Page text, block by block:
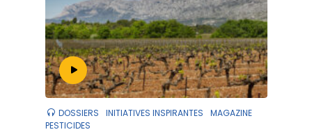
DOSSIERS INITIATIVES INSPIRANTES
MAGAZINE
PESTICIDES